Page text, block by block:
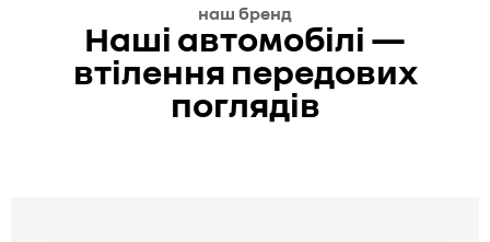
наш бренд
Наші автомобілі —
втілення передових
поглядів